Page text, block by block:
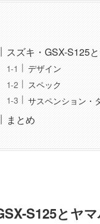
スズキ・GSX-S125
デザイン
スペック
サスペンション・
まとめ
S125とヤ